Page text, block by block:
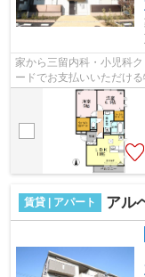
家から三留内科・小児科
ードでお支払いいただけ
す。外観タイル張りは、雨
賃貸 | アパート アル